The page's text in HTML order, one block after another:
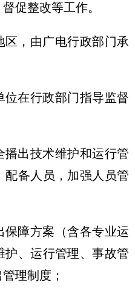
促整改等工作。
区，由广电行政部门承
在行政部门指导监督
播出技术维护和运行管
配备人员，加强人员管
保障方案（含各专业运
护、运行管理、事故管
理制度；